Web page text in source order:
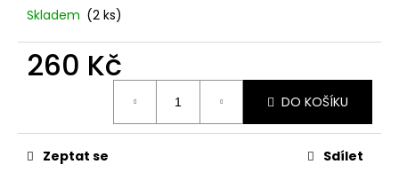
Skladem (2 ks)
260 Kč
DO KOŠÍKU
Zeptat se Sdílet
u
č
u
e